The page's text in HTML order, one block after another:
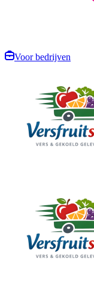
Voor bedrijven